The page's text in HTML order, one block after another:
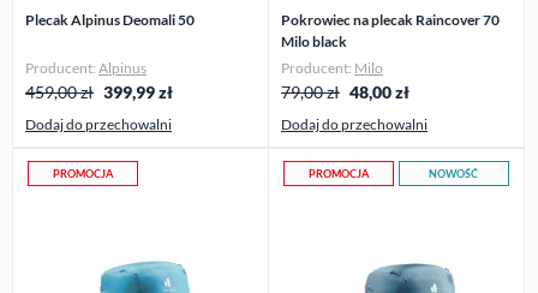
Plecak Alpinus Deomali 50
Producent: Alpinus
459,00 zł 399,99zł
Dodaj do przechowalni
Pokrowiec na plecak Raincover 70
Milo black
Producent: Milo
79,00 zł 48,00zł
Dodaj do przechowalni
PROMOCJA PROMOCJA NOWOŚĆ